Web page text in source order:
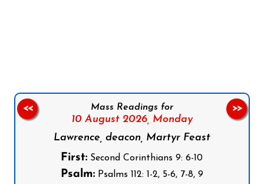
Mass Readings for
10 August 2026, Monday
Lawrence, deacon, Martyr Feast
First: Second Corinthians 9: 6-10
Psalm: Psalms 112: 1-2, 5-6, 7-8, 9
<< >>